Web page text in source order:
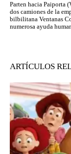
Parten hacia Paiporta
dos camiones de la
bilbilitana Ventanas
numerosa ayuda
ARTÍCULOS